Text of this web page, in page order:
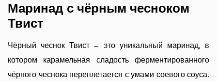
Маринад с чёрным чесноком
Твист
Чёрный чеснок Твист — это уникальный маринад, в
котором карамельная сладость ферментированного
чёрного чеснока переплетается с умами соевого соуса,